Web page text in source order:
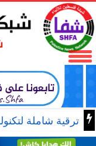
ترقية شاملة